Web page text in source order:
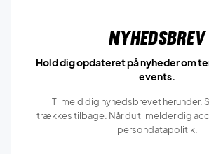
Nyhedsbrev
Hold dig opdateret på nyheder om
events.
Tilmeld dig nyhedsbrevet herunder.
trækkes tilbage. Når du tilmelder dig
persondatapolitik.